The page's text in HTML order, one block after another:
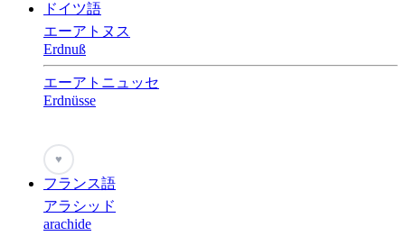
ドイツ語
エーアトヌス
Erdnuß
エーアトニュッセ
Erdnüsse
♥
フランス語
アラシッド
arachide